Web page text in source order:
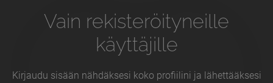
Vain rekisteröityneille
käyttäjille
Kirjaudu sisään nähdäksesi koko profiilini ja lähettääksesi